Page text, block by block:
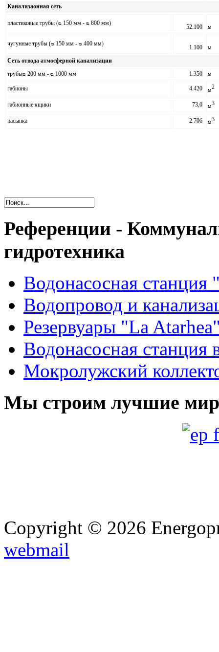
Канализаонная сеть
пластиковые трубы (ᴓ 150 мм -ᴓ 800 мм)
52.100 м
чугунные трубы (ᴓ 150 мм -ᴓ 400 мм)
1.100
м
Сеть отвода атмосферной канализации
трубыᴓ 200мм - ᴓ 1000мм 1.350 м
габионы 4.420 м2
габионные ящики 73,0 м3
насыпка 2.706 м3
Референции -
гидротехника
Водонасосная
Водопровод и
Резервуары "La
Водонасосная
Мокролужский
Мы строим лучшие
Copyright © 2026
webmail